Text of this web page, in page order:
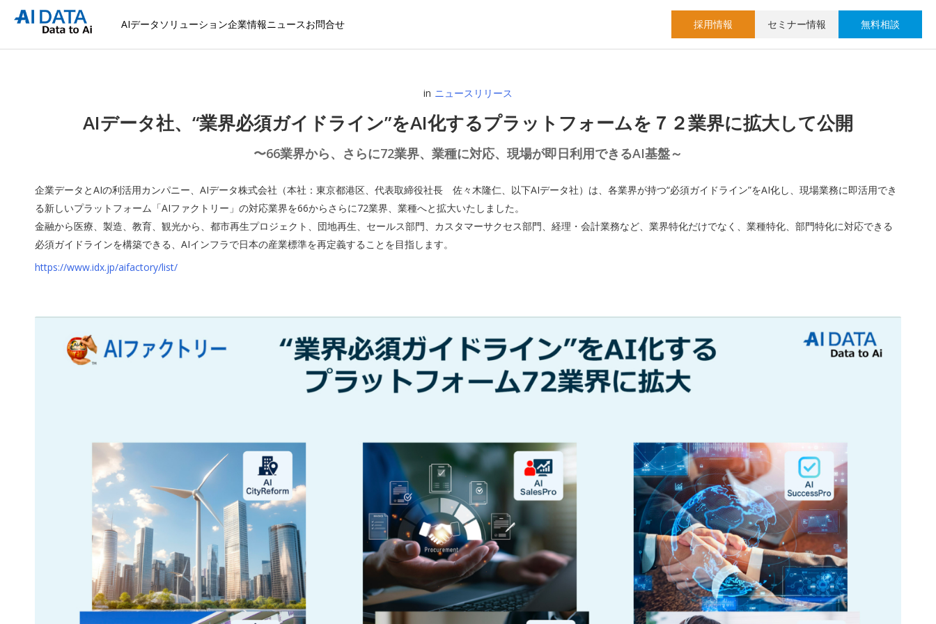
AIデータソリューション企業情報ニュースお問合せ 採用情報 セミナー情報 無料相談
in ニュースリリース
AIデータ社、“業界必須ガイドライン”をAI化するプラットフォームを７２業界に拡大して公開
〜66業界から、さらに72業界、業種に対応、現場が即日利用できるAI基盤～
企業データとAIの利活用カンパニー、AIデータ株式会社（本社：東京都港区、代表取締役社長 佐々木隆仁、以下AIデータ社）は、各業界が持つ“必須ガイドライン”をAI化し、現場業務に即活用でき
る新しいプラットフォーム「AIファクトリー」の対応業界を66からさらに72業界、業種へと拡大いたしました。
金融から医療、製造、教育、観光から、都市再生プロジェクト、団地再生、セールス部門、カスタマーサクセス部門、経理・会計業務など、業界特化だけでなく、業種特化、部門特化に対応できる
必須ガイドラインを構築できる、AIインフラで日本の産業標準を再定義することを目指します。
https://www.idx.jp/aifactory/list/